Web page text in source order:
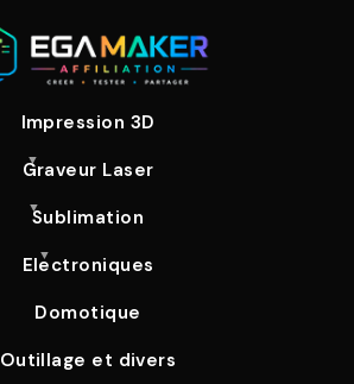
Impression 3D
Graveur Laser
Sublimation
Electroniques
Domotique
Outillage et divers